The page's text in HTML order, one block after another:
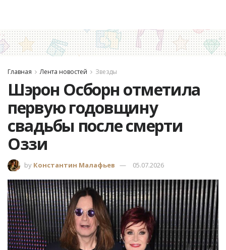
Главная Лента новостей Звезды
Шэрон Осборн отметила
первую годовщину
свадьбы после смерти
Оззи
by Константин Малафьев 05.07.2026